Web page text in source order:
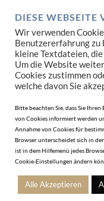
Datenschutz
Impressum
AGB
Mediadaten
DIESE WEBSEITE
Wir verwenden
Benutzererfahrung zu
kleine Textdateien,
Um die Website
Cookies zustimmen
welche davon Sie
Bitte beachten Sie, dass Sie Ihren
von Cookies informiert werden
Annahme von Cookies für
Browser unterscheidet sich in
ist in dem Hilfemenü jedes
Cookie-Einstellungen ändern
Alle Akzeptieren